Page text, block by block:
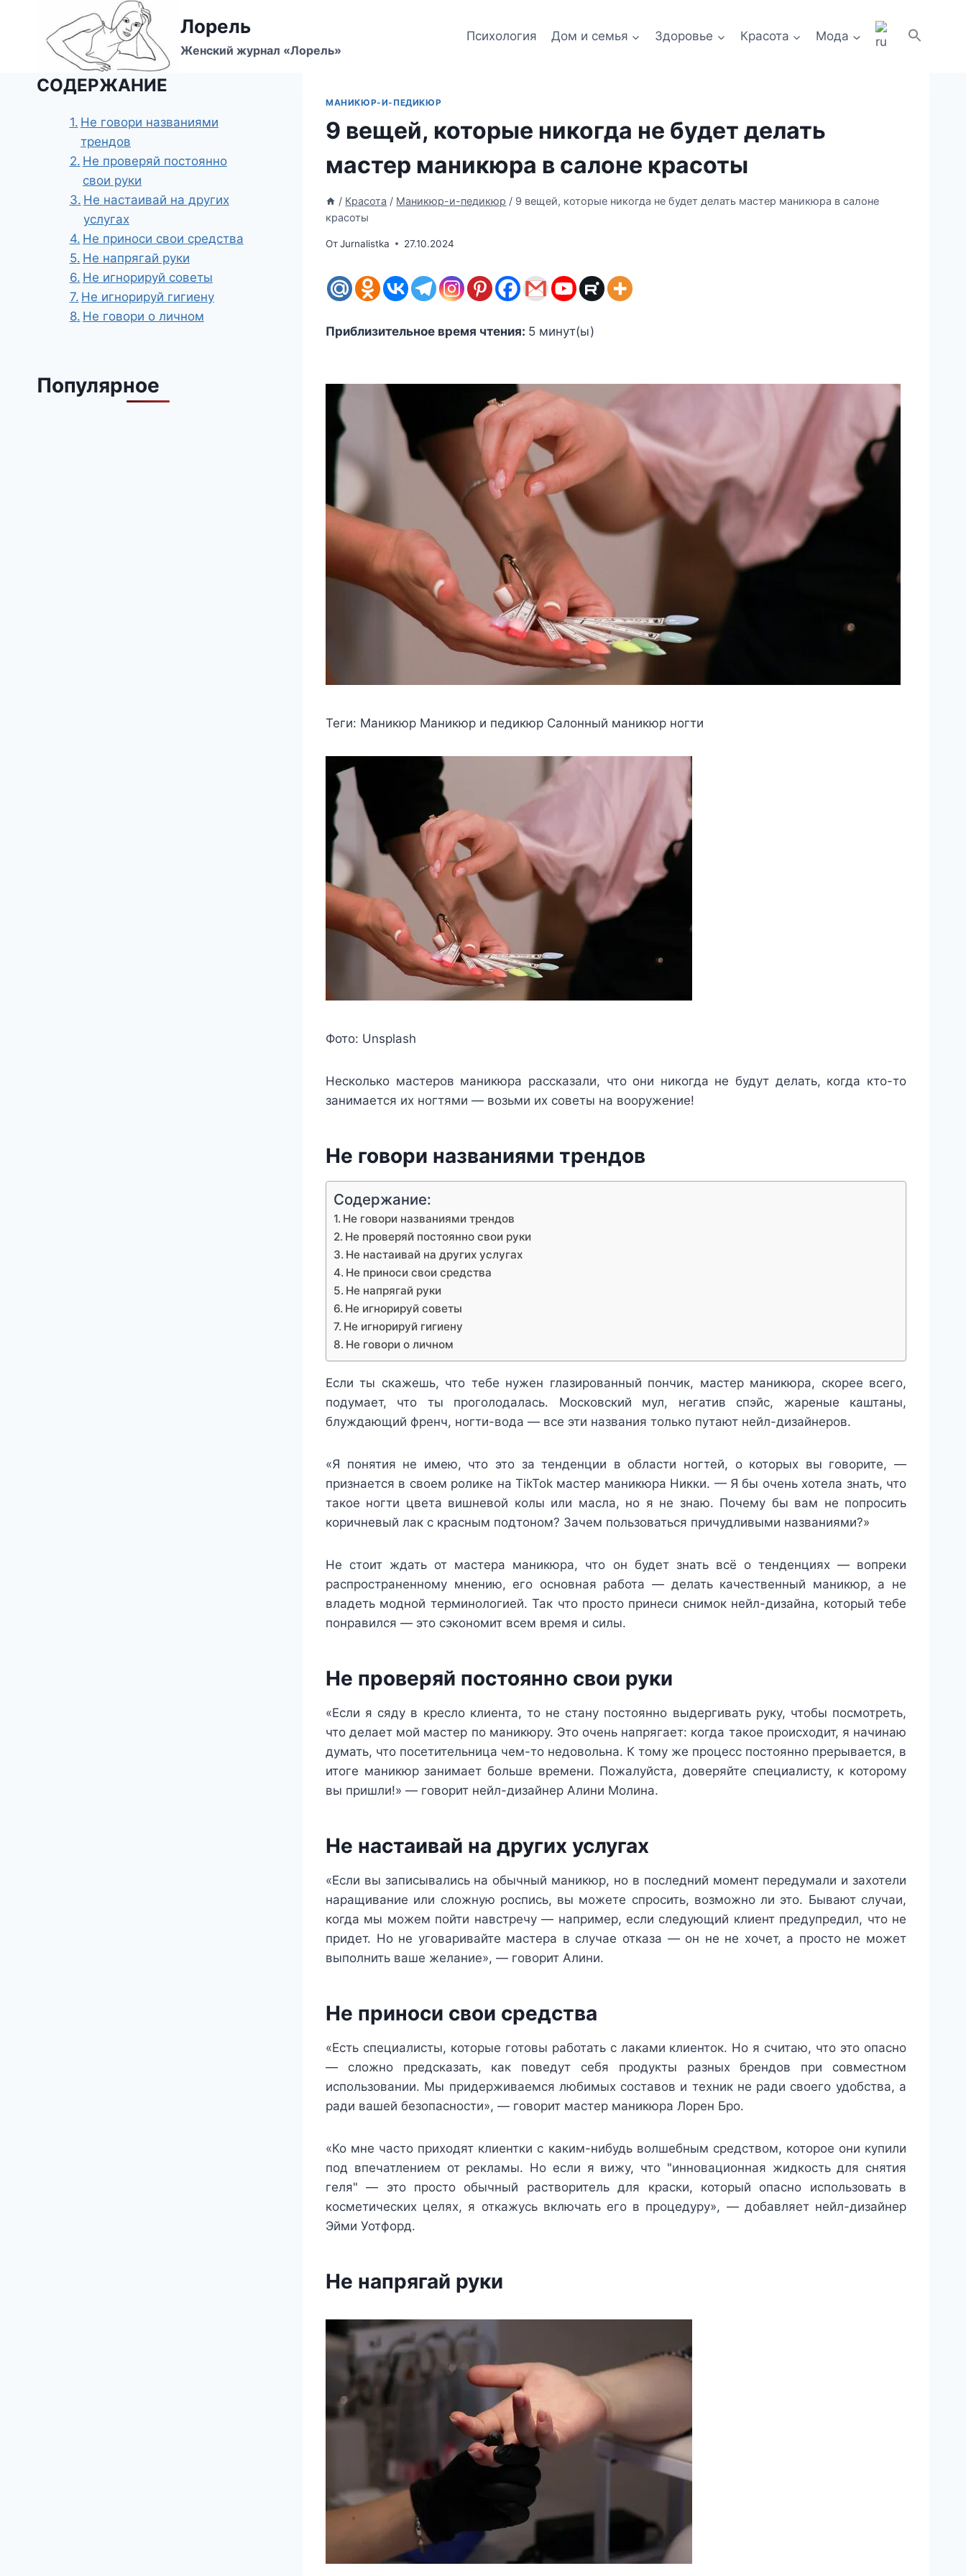
содержимому
Лорель
Женский журнал «Лорель»
Психология Дом и семья Здоровье Красота Мода
МАНИКЮР-И-ПЕДИКЮР
9 вещей, которые никогда не будет делать
мастер маникюра в салоне красоты
/ Красота / Маникюр-и-педикюр / 9 вещей, которые никогда не будет делать мастер маникюра в салоне
красоты
ОтJurnalistka 27.10.2024
Приблизительное время чтения: 5 минут(ы)
Теги: Маникюр Маникюр и педикюр Салонный маникюр ногти
Фото: Unsplash
Несколько мастеров маникюра рассказали, что они никогда не будут делать, когда кто-то
занимается их ногтями — возьми их советы на вооружение!
Не говори названиями трендов
Содержание:
Не говори названиями трендов
Не проверяй постоянно свои руки
Не настаивай на других услугах
Не приноси свои средства
Не напрягай руки
Не игнорируй советы
Не игнорируй гигиену
Не говори о личном
Если ты скажешь, что тебе нужен глазированный пончик, мастер маникюра, скорее всего,
подумает, что ты проголодалась. Московский мул, негатив спэйс, жареные каштаны,
блуждающий френч, ногти-вода — все эти названия только путают нейл-дизайнеров.
«Я понятия не имею, что это за тенденции в области ногтей, о которых вы говорите, —
признается в своем ролике на TikTok мастер маникюра Никки. — Я бы очень хотела знать, что
такое ногти цвета вишневой колы или масла, но я не знаю. Почему бы вам не попросить
коричневый лак с красным подтоном? Зачем пользоваться причудливыми названиями?»
Не стоит ждать от мастера маникюра, что он будет знать всё о тенденциях — вопреки
распространенному мнению, его основная работа — делать качественный маникюр, а не
владеть модной терминологией. Так что просто принеси снимок нейл-дизайна, который тебе
понравился — это сэкономит всем время и силы.
Не проверяй постоянно свои руки
«Если я сяду в кресло клиента, то не стану постоянно выдергивать руку, чтобы посмотреть,
что делает мой мастер по маникюру. Это очень напрягает: когда такое происходит, я начинаю
думать, что посетительница чем-то недовольна. К тому же процесс постоянно прерывается, в
итоге маникюр занимает больше времени. Пожалуйста, доверяйте специалисту, к которому
вы пришли!» — говорит нейл-дизайнер Алини Молина.
Не настаивай на других услугах
«Если вы записывались на обычный маникюр, но в последний момент передумали и захотели
наращивание или сложную роспись, вы можете спросить, возможно ли это. Бывают случаи,
когда мы можем пойти навстречу — например, если следующий клиент предупредил, что не
придет. Но не уговаривайте мастера в случае отказа — он не не хочет, а просто не может
выполнить ваше желание», — говорит Алини.
Не приноси свои средства
«Есть специалисты, которые готовы работать с лаками клиенток. Но я считаю, что это опасно
— сложно предсказать, как поведут себя продукты разных брендов при совместном
использовании. Мы придерживаемся любимых составов и техник не ради своего удобства, а
ради вашей безопасности», — говорит мастер маникюра Лорен Бро.
«Ко мне часто приходят клиентки с каким-нибудь волшебным средством, которое они купили
под впечатлением от рекламы. Но если я вижу, что "инновационная жидкость для снятия
геля" — это просто обычный растворитель для краски, который опасно использовать в
косметических целях, я откажусь включать его в процедуру», — добавляет нейл-дизайнер
Эйми Уотфорд.
Не напрягай руки
СОДЕРЖАНИЕ
Не говори названиями
трендов
Не проверяй постоянно
свои руки
Не настаивай на других
услугах
Не приноси свои средства
Не напрягай руки
Не игнорируй советы
Не игнорируй гигиену
Не говори о личном
Популярное